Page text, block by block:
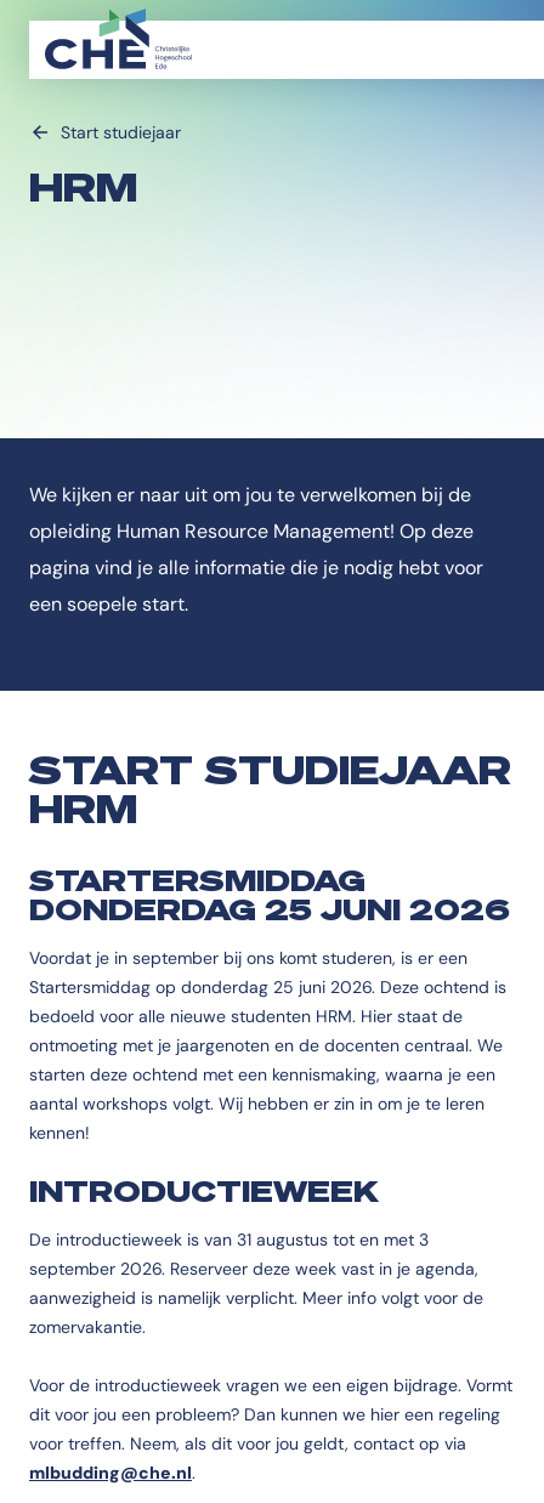
Start studiejaar
HRM
We kijken er naar uit om jou te verwelkomen bij de
opleiding Human Resource Management! Op deze
pagina vind je alle informatie die je nodig hebt voor
een soepele start.
START STUDIEJAAR
HRM
STARTERSMIDDAG
DONDERDAG 25 JUNI 2026
Voordat je in september bij ons komt studeren, is er een
Startersmiddag op donderdag 25 juni 2026. Deze ochtend is
bedoeld voor alle nieuwe studenten HRM. Hier staat de
ontmoeting met je jaargenoten en de docenten centraal. We
starten deze ochtend met een kennismaking, waarna je een
aantal workshops volgt. Wij hebben er zin in om je te leren
kennen!
INTRODUCTIEWEEK
De introductieweek is van 31 augustus tot en met 3
september 2026. Reserveer deze week vast in je agenda,
aanwezigheid is namelijk verplicht. Meer info volgt voor de
zomervakantie.
Voor de introductieweek vragen we een eigen bijdrage. Vormt
dit voor jou een probleem? Dan kunnen we hier een regeling
voor treffen. Neem, als dit voor jou geldt, contact op via
mlbudding@che.nl.